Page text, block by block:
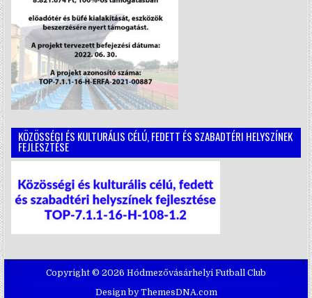
KÖZÖSSÉGI ÉS KULTURÁLIS CÉLÚ, FEDETT ÉS SZABADTÉRI HELYSZÍNEK
FEJLESZTÉSE
Copyright © 2026 Hódmezővásárhelyi Futball Club
Design by ThemesDNA.com